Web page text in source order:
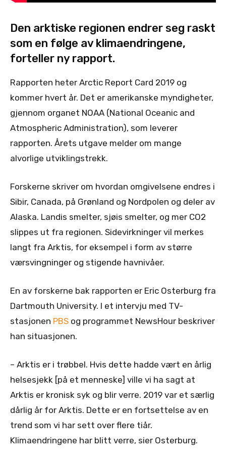
Den arktiske regionen endrer seg raskt
som en følge av klimaendringene,
forteller ny rapport.
Rapporten heter Arctic Report Card 2019 og
kommer hvert år. Det er amerikanske myndigheter,
gjennom organet NOAA (National Oceanic and
Atmospheric Administration), som leverer
rapporten. Årets utgave melder om mange
alvorlige utviklingstrekk.
Forskerne skriver om hvordan omgivelsene endres i
Sibir, Canada, på Grønland og Nordpolen og deler av
Alaska. Landis smelter, sjøis smelter, og mer CO2
slippes ut fra regionen. Sidevirkninger vil merkes
langt fra Arktis, for eksempel i form av større
værsvingninger og stigende havnivåer.
En av forskerne bak rapporten er Eric Osterburg fra
Dartmouth University. I et intervju med TV-
stasjonen PBS og programmet NewsHour beskriver
han situasjonen.
– Arktis er i trøbbel. Hvis dette hadde vært en årlig
helsesjekk [på et menneske] ville vi ha sagt at
Arktis er kronisk syk og blir verre. 2019 var et særlig
dårlig år for Arktis. Dette er en fortsettelse av en
trend som vi har sett over flere tiår.
Klimaendringene har blitt verre, sier Osterburg.